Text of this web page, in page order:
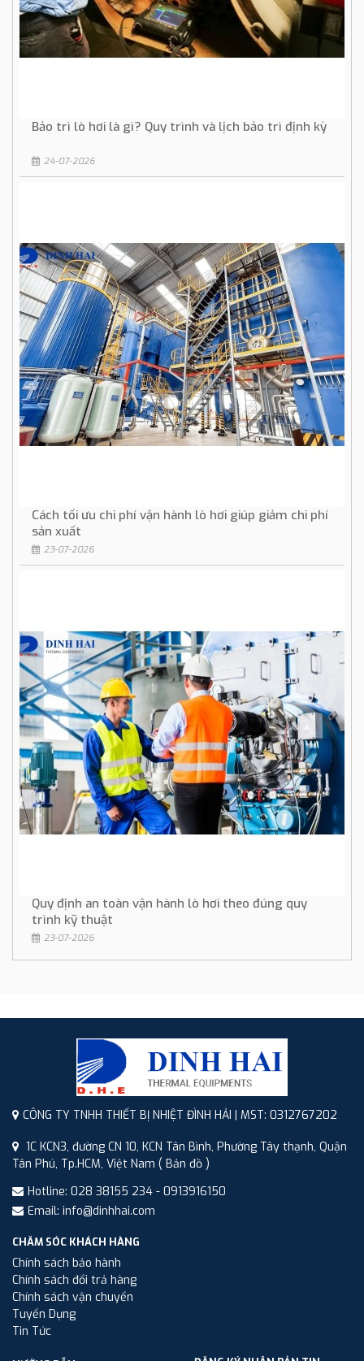
Bảo trì lò hơi là gì? Quy trình và lịch bảo trì định kỳ
24-07-2026
Cách tối ưu chi phí vận hành lò hơi giúp giảm chi phí
sản xuất
23-07-2026
Quy định an toàn vận hành lò hơi theo đúng quy
trình kỹ thuật
23-07-2026
CÔNG TY TNHH THIẾT BỊ NHIỆT ĐÌNH HẢI | MST: 0312767202
1C KCN3, đường CN 10, KCN Tân Bình, Phường Tây thạnh, Quận
Tân Phú, Tp.HCM, Việt Nam ( Bản đồ )
Hotline: 028 38155 234 - 0913916150
Email: info@dinhhai.com
CHĂM SÓC KHÁCH HÀNG
Chính sách bảo hành
Chính sách đổi trả hàng
Chính sách vận chuyển
Tuyển Dụng
Tin Tức